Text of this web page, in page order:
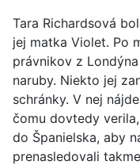
Tara Richardsová
jej matka Violet. Po
právnikov z
naruby. Niekto jej
schránky. V nej
čomu dovtedy
do Španielska, aby
prenasledovali